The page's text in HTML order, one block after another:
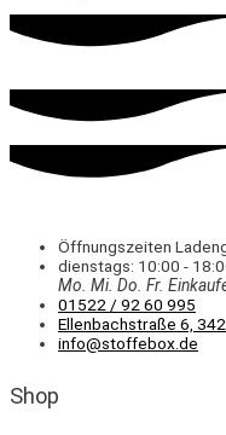
Öffnungszeiten
dienstags: 10:00 -
Mo. Mi. Do. Fr.
01522 / 92 60 995
Ellenbachstraße 6,
info@stoffebox.de
Shop